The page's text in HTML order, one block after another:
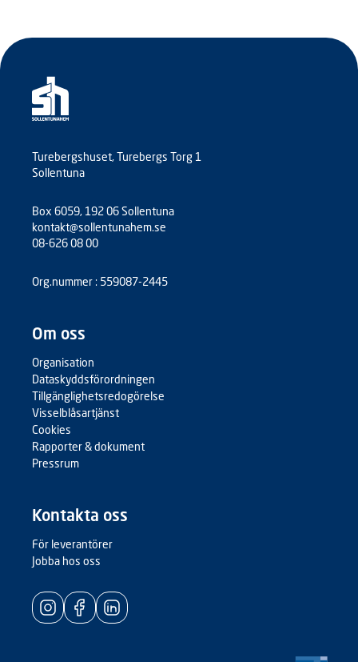
Turebergshuset, Turebergs Torg 1
Sollentuna
Box 6059, 192 06 Sollentuna
kontakt@sollentunahem.se
08-626 08 00
Org.nummer : 559087-2445
Om oss
Organisation
Dataskyddsförordningen
Tillgänglighetsredogörelse
Visselblåsartjänst
Cookies
Rapporter & dokument
Pressrum
Kontakta oss
För leverantörer
Jobba hos oss